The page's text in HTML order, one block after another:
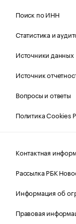
Поиск по ИНН
Статистика и
Источники данных
Источник
Вопросы и ответы
Политика Cookies
Контактная
Рассылка РБК
Информация об
Правовая